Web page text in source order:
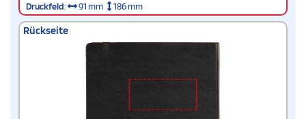
Druckfeld: 91 mm 186 mm
Rückseite